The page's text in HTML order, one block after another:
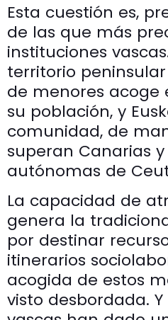
Esta cuestión es,
de las que más
instituciones
territorio
de menores acoge
su población, y
comunidad, de
superan Canarias
autónomas de
La capacidad de
genera la
por destinar
itinerarios
acogida de estos
visto desbordada.